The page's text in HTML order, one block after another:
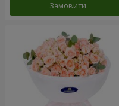
Замовити